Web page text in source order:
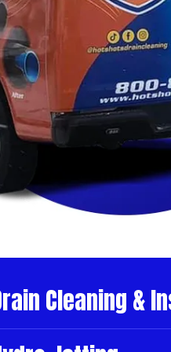
Cleaning &